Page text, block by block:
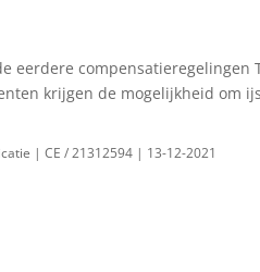
eerdere compensatieregelingen
krijgen de mogelijkheid om
| CE / 21312594 | 13-12-2021